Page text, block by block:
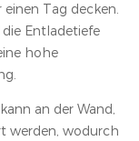
Tag decken.
Entladetiefe
hohe
an der Wand,
werden, wodurch